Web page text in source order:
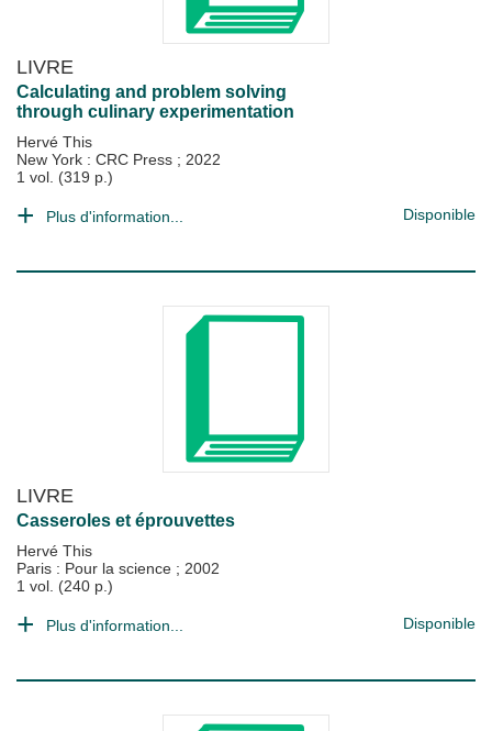
LIVRE
Calculating and problem solving
through culinary experimentation
Hervé This
New York : CRC Press ; 2022
1 vol. (319 p.)
Plus d'information... Disponible
LIVRE
Casseroles et éprouvettes
Hervé This
Paris : Pour la science ; 2002
1 vol. (240 p.)
Plus d'information... Disponible